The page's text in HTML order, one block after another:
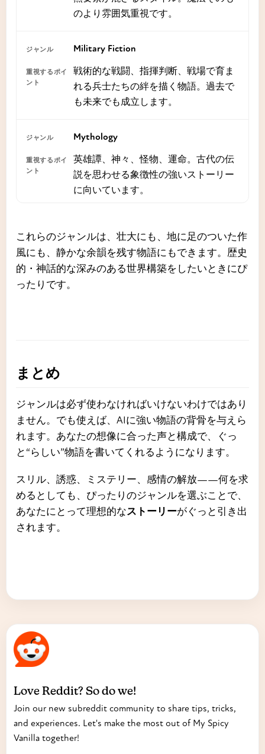
のより雰囲気重視です。
Military Fiction
戦術的な戦闘、指揮判断、戦場で育ま
れる兵士たちの絆を描く物語。過去で
も未来でも成立します。
Mythology
英雄譚、神々、怪物、運命。古代の伝
説を思わせる象徴性の強いストーリー
に向いています。
これらのジャンルは、壮大にも、地に足のついた作
風にも、静かな余韻を残す物語にもできます。歴史
的・神話的な深みのある世界構築をしたいときにぴ
ったりです。
まとめ
ジャンルは必ず使わなければいけないわけではあり
ません。でも使えば、AIに強い物語の背骨を与えら
れます。あなたの想像に合った声と構成で、ぐっ
と“らしい”物語を書いてくれるようになります。
スリル、誘惑、ミステリー、感情の解放——何を求
めるとしても、ぴったりのジャンルを選ぶことで、
あなたにとって理想的なストーリーがぐっと引き出
されます。
Love Reddit? So do we!
Join our new subreddit community to share tips, tricks,
and experiences. Let's make the most out of My Spicy
Vanilla together!